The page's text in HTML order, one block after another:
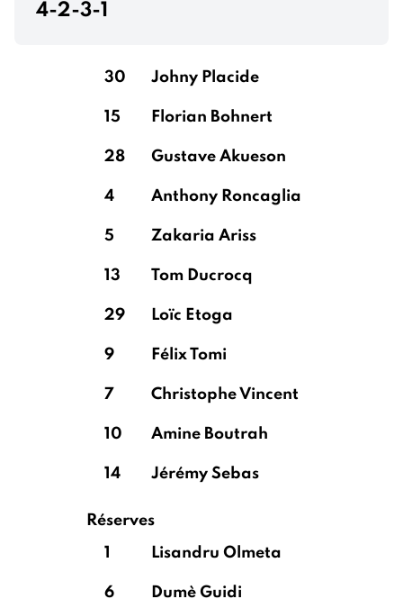
4-2-3-1
30 Johny Placide
15 Florian Bohnert
28 Gustave Akueson
4 Anthony Roncaglia
5 Zakaria Ariss
13 Tom Ducrocq
29 Loïc Etoga
9 Félix Tomi
7 Christophe Vincent
10 Amine Boutrah
14 Jérémy Sebas
Réserves
1
Lisandru Olmeta
6 Dumè Guidi